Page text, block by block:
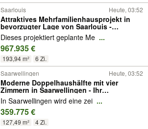
Saarlouis Heute, 03:52
Attraktives Mehrfamilienhausprojekt in
bevorzugter Lage von Saarlouis -
individuell planbar
Dieses projektiert geplante Me ...
967.935 €
193,94 m² 6 Zi.
Saarwellingen Heute, 03:52
Moderne Doppelhaushälfte mit vier
Zimmern in Saarwellingen - Ihr
individuelles Zuhause
In Saarwellingen wird eine zei ...
359.775 €
127,49 m² 4 Zi.